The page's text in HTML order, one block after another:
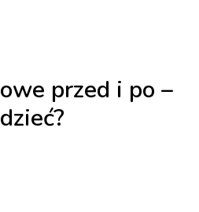
przed i po –